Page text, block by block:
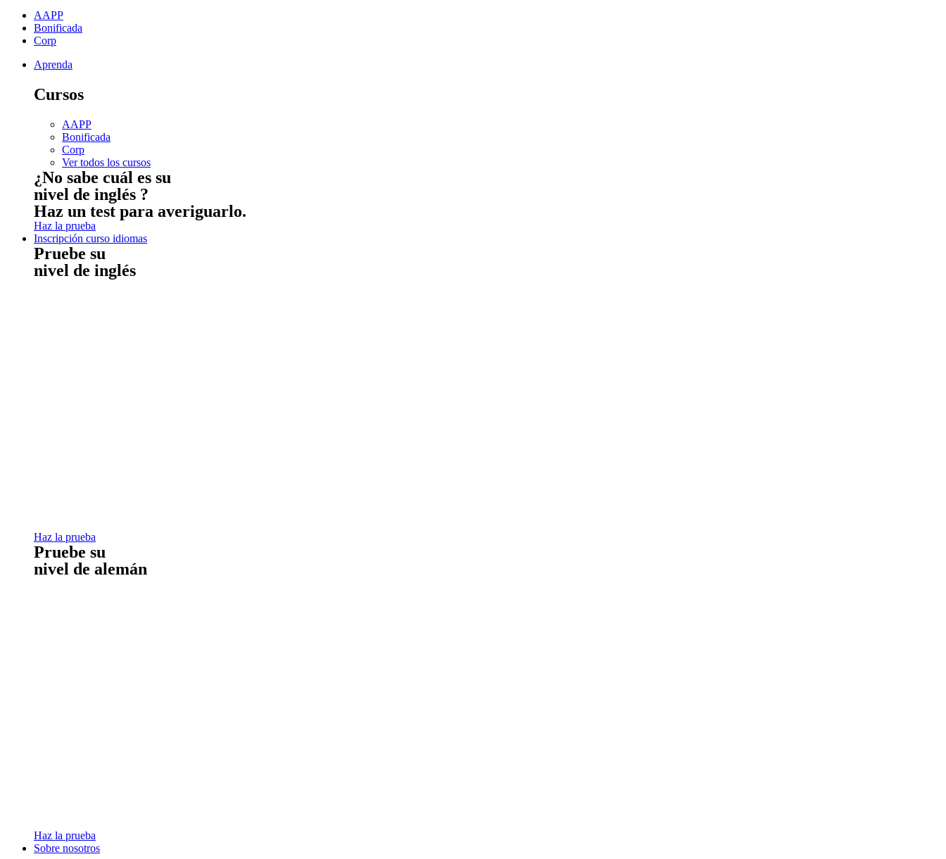
AAPP
Bonificada
Corp
Aprenda
Cursos
AAPP
Bonificada
Corp
Ver todos los cursos
¿No sabe cuál es su
nivel de inglés ?
Haz un test para averiguarlo.
Haz la prueba
Inscripción curso idiomas
Pruebe su
nivel de inglés
Haz la prueba
Pruebe su
nivel de alemán
Haz la prueba
Sobre nosotros